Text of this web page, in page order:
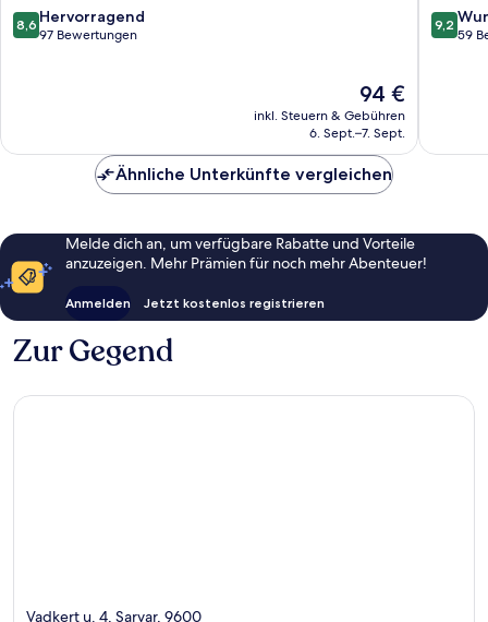
8.6
von
8,6 Hervorragend
97 Bewertungen
Der
Preis
beträgt
94 €
inkl. Steuern & Gebühren
6. Sept.–7. Sept.
9.2
von
9,2
59
Ähnliche Unterkünfte vergleichen
Melde dich an, um verfügbare Rabatte und Vorteile
anzuzeigen. Mehr Prämien für noch mehr Abenteuer!
Anmelden Jetzt kostenlos registrieren
Zur Gegend
Vadkert u. 4, Sarvar, 9600